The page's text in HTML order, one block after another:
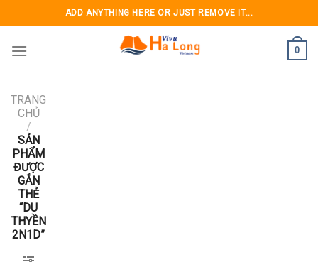
to
content
ADD ANYTHING HERE OR JUST REMOVE IT...
0
TRANG
CHỦ
/
SẢN
PHẨM
ĐƯỢC
GẮN
THẺ
“DU
THYỀN
2N1D”